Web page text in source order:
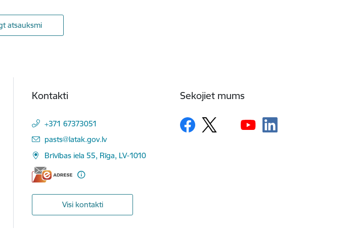
atsauksmi
Kontakti
+371 67373051
E-pasts:
pasts@latak.gov.lv
Brīvības iela 55, Rīga, LV-1010
Visi kontakti
Sekojiet mums